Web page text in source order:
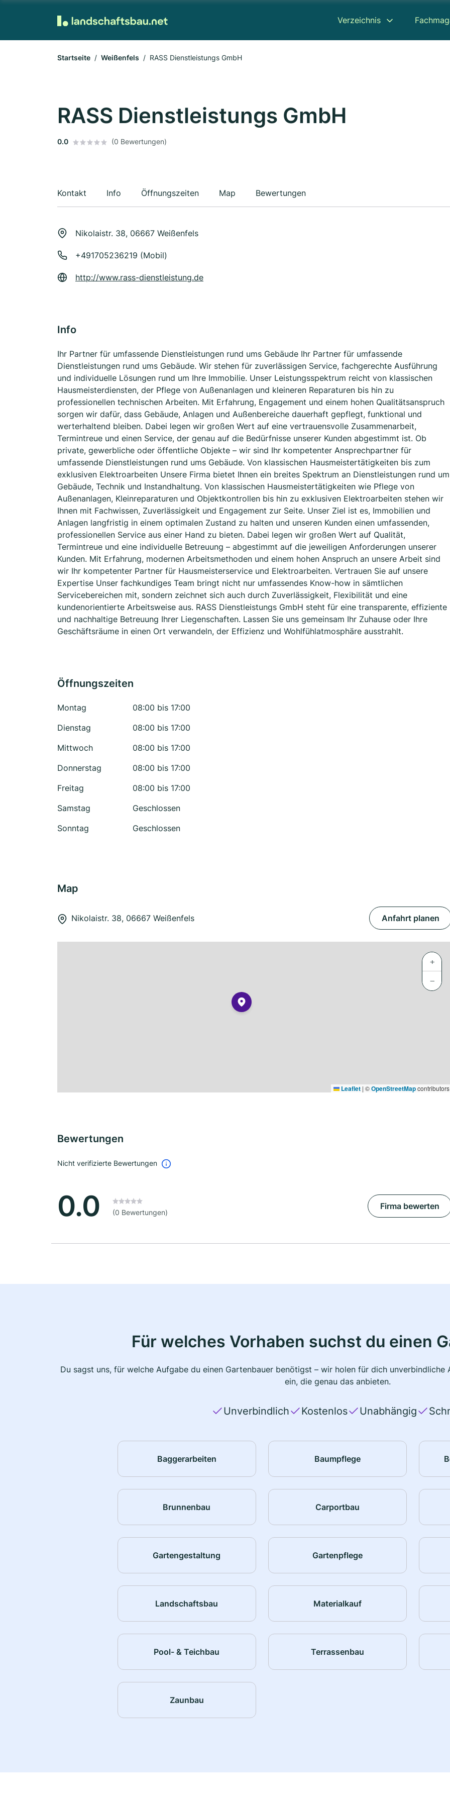
Verzeichnis
Startseite Weißenfels RASS Dienstleistungs GmbH
RASS Dienstleistungs GmbH
0.0 (0 Bewertungen)
Kontakt Info Öffnungszeiten Map Bewertungen
Nikolaistr. 38, 06667 Weißenfels
+491705236219 (Mobil)
http://www.rass-dienstleistung.de
Info
Ihr Partner für umfassende Dienstleistungen rund ums Gebäude Ihr Partner für umfassende
Dienstleistungen rund ums Gebäude. Wir stehen für zuverlässigen Service, fachgerechte Ausführung
und individuelle Lösungen rund um Ihre Immobilie. Unser Leistungsspektrum reicht von klassischen
Hausmeisterdiensten, der Pflege von Außenanlagen und kleineren Reparaturen bis hin zu
professionellen technischen Arbeiten. Mit Erfahrung, Engagement und einem hohen Qualitätsanspruch
sorgen wir dafür, dass Gebäude, Anlagen und Außenbereiche dauerhaft gepflegt, funktional und
werterhaltend bleiben. Dabei legen wir großen Wert auf eine vertrauensvolle Zusammenarbeit,
Termintreue und einen Service, der genau auf die Bedürfnisse unserer Kunden abgestimmt ist. Ob
private, gewerbliche oder öffentliche Objekte – wir sind Ihr kompetenter Ansprechpartner für
umfassende Dienstleistungen rund ums Gebäude. Von klassischen Hausmeistertätigkeiten bis zum
exklusiven Elektroarbeiten Unsere Firma bietet Ihnen ein breites Spektrum an Dienstleistungen rund um
Gebäude, Technik und Instandhaltung. Von klassischen Hausmeistertätigkeiten wie Pflege von
Außenanlagen, Kleinreparaturen und Objektkontrollen bis hin zu exklusiven Elektroarbeiten stehen wir
Ihnen mit Fachwissen, Zuverlässigkeit und Engagement zur Seite. Unser Ziel ist es, Immobilien und
Anlagen langfristig in einem optimalen Zustand zu halten und unseren Kunden einen umfassenden,
professionellen Service aus einer Hand zu bieten. Dabei legen wir großen Wert auf Qualität,
Termintreue und eine individuelle Betreuung – abgestimmt auf die jeweiligen Anforderungen unserer
Kunden. Mit Erfahrung, modernen Arbeitsmethoden und einem hohen Anspruch an unsere Arbeit sind
wir Ihr kompetenter Partner für Hausmeisterservice und Elektroarbeiten. Vertrauen Sie auf unsere
Expertise Unser fachkundiges Team bringt nicht nur umfassendes Know-how in sämtlichen
Servicebereichen mit, sondern zeichnet sich auch durch Zuverlässigkeit, Flexibilität und eine
kundenorientierte Arbeitsweise aus. RASS Dienstleistungs GmbH steht für eine transparente, effiziente
und nachhaltige Betreuung Ihrer Liegenschaften. Lassen Sie uns gemeinsam Ihr Zuhause oder Ihre
Geschäftsräume in einen Ort verwandeln, der Effizienz und Wohlfühlatmosphäre ausstrahlt.
Öffnungszeiten
Montag
08:00 bis 17:00
Dienstag
08:00 bis 17:00
Mittwoch
08:00 bis 17:00
Donnerstag
08:00 bis 17:00
Freitag
08:00 bis 17:00
Samstag
Geschlossen
Sonntag
Geschlossen
Map
Nikolaistr. 38, 06667 Weißenfels Anfahrt planen
+
−
Leaflet | ©OpenStreetMapcontributors
Bewertungen
Nicht verifizierte Bewertungen
0.0 (0 Bewertungen)
Firma bewerten
Für welches Vorhaben suchst du einen
Du sagst uns, für welche Aufgabe du einen Gartenbauer benötigst – wir holen für dich
ein, die genau das anbieten.
Unverbindlich Kostenlos Unabhängig
Baggerarbeiten Baumpflege
Brunnenbau Carportbau
Gartengestaltung Gartenpflege
Landschaftsbau Materialkauf
Pool- & Teichbau Terrassenbau
Zaunbau